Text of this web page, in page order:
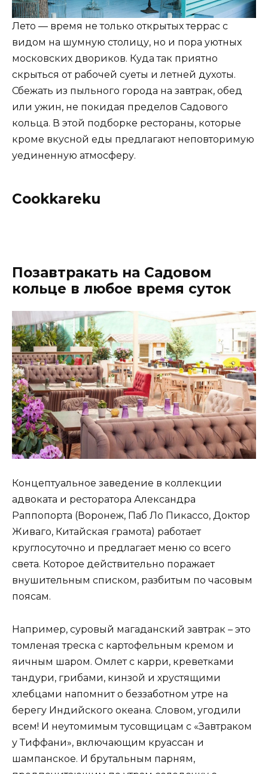
Лето — время не только открытых террас с
видом на шумную столицу, но и пора уютных
московских двориков. Куда так приятно
скрыться от рабочей суеты и летней духоты.
Сбежать из пыльного города на завтрак, обед
или ужин, не покидая пределов Садового
кольца. В этой подборке рестораны, которые
кроме вкусной еды предлагают неповторимую
уединенную атмосферу.
Cookkareku
Позавтракать на Садовом
кольце в любое время суток
Концептуальное заведение в коллекции
адвоката и ресторатора Александра
Раппопорта (Воронеж, Паб Ло Пикассо, Доктор
Живаго, Китайская грамота) работает
круглосуточно и предлагает меню со всего
света. Которое действительно поражает
внушительным списком, разбитым по часовым
поясам.
Например, суровый магаданский завтрак – это
томленая треска с картофельным кремом и
яичным шаром. Омлет с карри, креветками
тандури, грибами, кинзой и хрустящими
хлебцами напомнит о беззаботном утре на
берегу Индийского океана. Словом, угодили
всем! И неутомимым тусовщицам с «Завтраком
у Тиффани», включающим круассан и
шампанское. И брутальным парням,